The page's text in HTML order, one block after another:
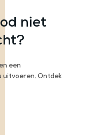
niet
een
uitvoeren. Ontdek